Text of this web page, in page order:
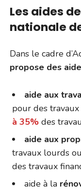
Les aides
nationale
Dans le cadre
propose des
aide aux
pour des
à 35% des
aide aux
travaux lourds
des travaux
aide à la